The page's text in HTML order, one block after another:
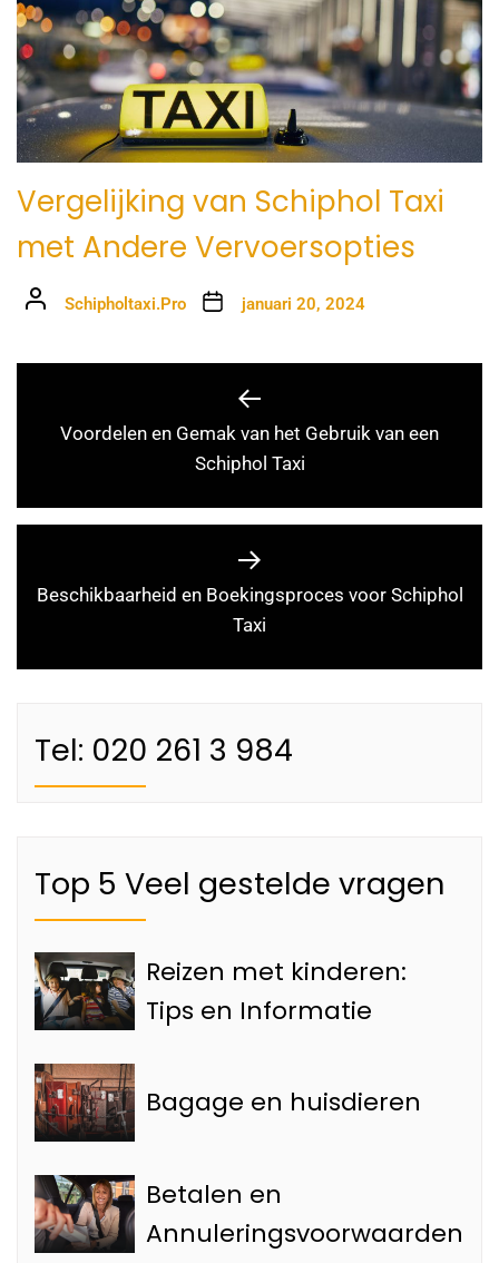
Vergelijking van Schiphol Taxi
met Andere Vervoersopties
Schipholtaxi.Pro januari 20, 2024
Voordelen en Gemak van het Gebruik van een
Schiphol Taxi
Beschikbaarheid en Boekingsproces voor Schiphol
Taxi
Tel: 020 261 3 984
Top 5 Veel gestelde vragen
Reizen met kinderen:
Tips en Informatie
Bagage en huisdieren
Betalen en
Annuleringsvoorwaarden